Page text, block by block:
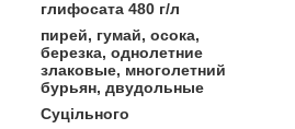
глифосата 480 г/л
пирей, гумай, осока,
березка, однолетние
злаковые, многолетний
бурьян, двудольные
Суцільного